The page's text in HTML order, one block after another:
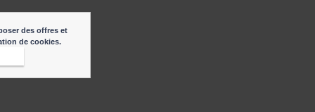
des offres et
de cookies.